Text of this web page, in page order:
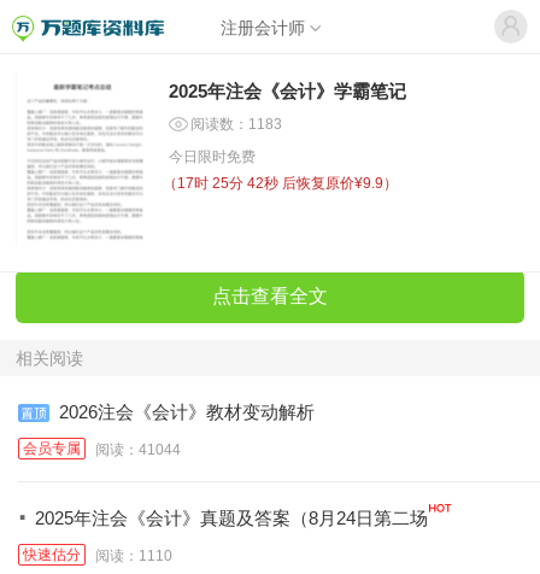
注册会计师
2025年注会《会计》学霸笔记
阅读数：1183
今日限时免费
（ 17时 25分 41秒 后恢复原价¥9.9）
点击查看全文
相关阅读
2026注会《会计》教材变动解析
会员专属 阅读：41044
· 2025年注会《会计》真题及答案（8月24日第二场
快速估分 阅读：1110